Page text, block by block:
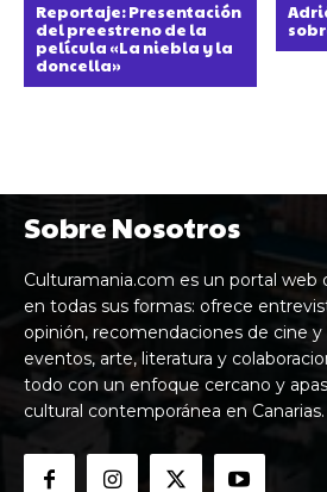
Reportaje: Presentación
del preestreno de la
película «La niebla y la
doncella»
Sobre Nosotros
Culturamania.com es un portal web
en todas sus formas: ofrece
opinión, recomendaciones de cine y
eventos, arte, literatura y
todo con un enfoque cercano y
cultural contemporánea en Canarias.